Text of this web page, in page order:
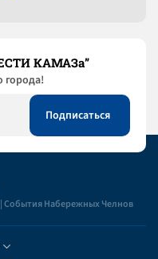
КАМАЗа”
города!
События Набережных Челнов